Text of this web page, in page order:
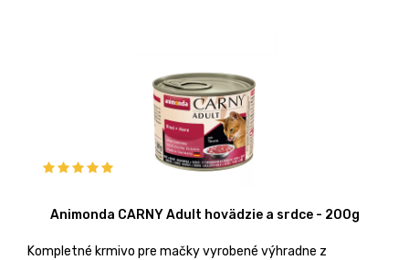
Animonda CARNY Adult hovädzie a srdce - 200g
Kompletné krmivo pre mačky vyrobené výhradne z